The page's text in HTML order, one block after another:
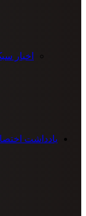
اخبار
یادداشت